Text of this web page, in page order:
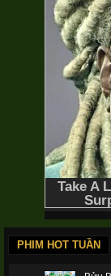
PHIM HOT TUẦN